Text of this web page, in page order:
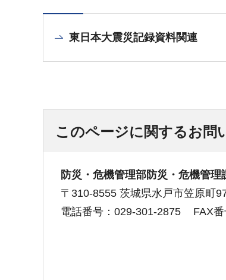
東日本大震災記録資料関連
このページに関するお問
防災・危機管理部防災・危機管理
〒310-8555 茨城県水戸市笠原町
電話番号：029-301-2875
FAX